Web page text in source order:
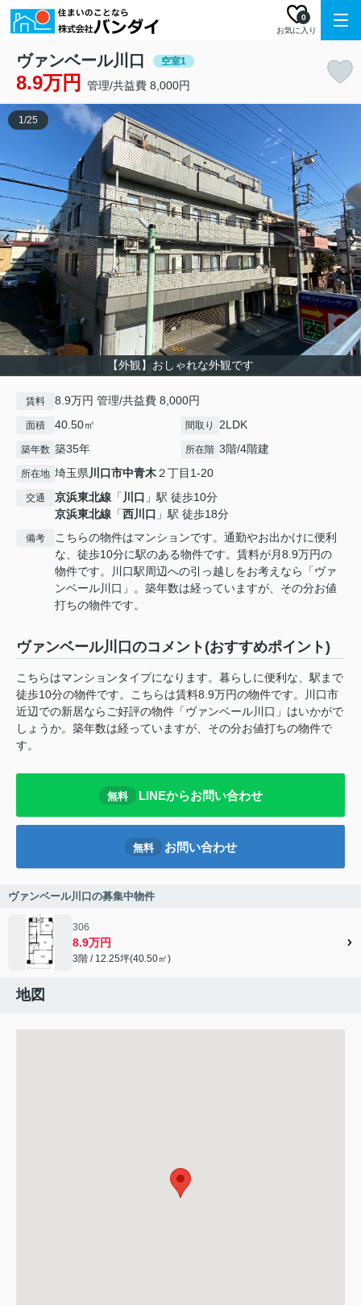
お気に入り
0
ヴァンベール川口 空室1
8.9万円 管理/共益費 8,000円
【外観】おしゃれな外観です
1/25
賃料 8.9万円 管理/共益費 8,000円
面積 40.50㎡ 間取り 2LDK
築年数 築35年 所在階 3階/4階建
所在地 埼玉県川口市中青木２丁目1-20
交通 京浜東北線 「 川口 」駅 徒歩10分
京浜東北線 「西川口 」駅 徒歩18分
備考
こちらの物件はマンションです。通勤やお出かけに便利
な、徒歩10分に駅のある物件です。賃料が月8.9万円の
物件です。川口駅周辺への引っ越しをお考えなら「ヴァ
ンベール川口」。築年数は経っていますが、その分お値
打ちの物件です。
ヴァンベール川口のコメント(おすすめポイント)
こちらはマンションタイプになります。暮らしに便利な、駅まで
徒歩10分の物件です。こちらは賃料8.9万円の物件です。川口市
近辺での新居ならご好評の物件「ヴァンベール川口」はいかがで
しょうか。築年数は経っていますが、その分お値打ちの物件で
す。
無料 LINEからお問い合わせ
無料 お問い合わせ
ヴァンベール川口の募集中物件
306
8.9万円
3階 / 12.25坪(40.50㎡)
地図